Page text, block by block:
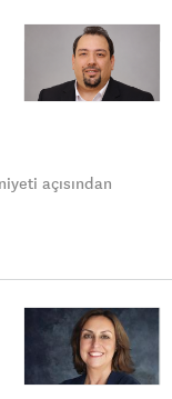
açısından